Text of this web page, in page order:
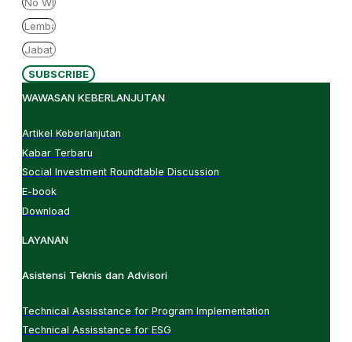
SUBSCRIBE
WAWASAN KEBERLANJUTAN
Artikel Keberlanjutan
Kabar Terbaru
Social Investment Roundtable Discussion
E-book
Download
LAYANAN
Asistensi Teknis dan Advisori
Technical Assisstance for Program Implementation
Technical Assisstance for ESG